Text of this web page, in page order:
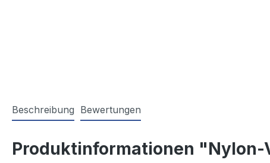
Beschreibung Bewertungen
Produktinformationen "Nylon-